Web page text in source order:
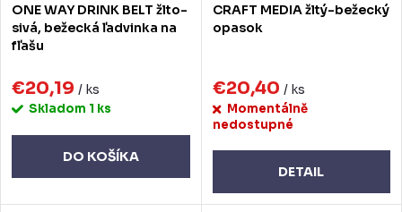
ONE WAY DRINK BELT žlto-
sivá, bežecká ľadvinka na
fľašu
€20,19 / ks
Skladom 1 ks
DO KOŠÍKA
CRAFT MEDIA žltý-bežecký
opasok
€20,40 / ks
Momentálně
nedostupné
DETAIL